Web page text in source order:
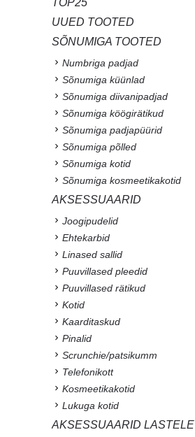
UUED TOOTED
SÕNUMIGA TOOTED
Numbriga padjad
Sõnumiga küünlad
Sõnumiga diivanipadjad
Sõnumiga köögirätikud
Sõnumiga padjapüürid
Sõnumiga põlled
Sõnumiga kotid
Sõnumiga kosmeetikakotid
AKSESSUAARID
Joogipudelid
Ehtekarbid
Linased sallid
Puuvillased pleedid
Puuvillased rätikud
Kotid
Kaarditaskud
Pinalid
Scrunchie/patsikumm
Telefonikott
Kosmeetikakotid
Lukuga kotid
AKSESSUAARID LASTELE